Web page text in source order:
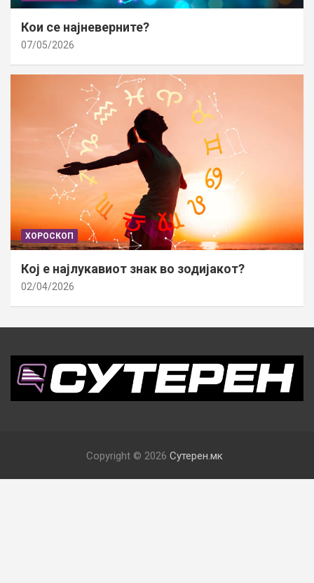
Кои се најневерните?
07/05/2026
ХОРОСКОП
Кој е најлукавиот знак во зодијакот?
02/04/2026
Copyright © 2026 Сутерен.мк